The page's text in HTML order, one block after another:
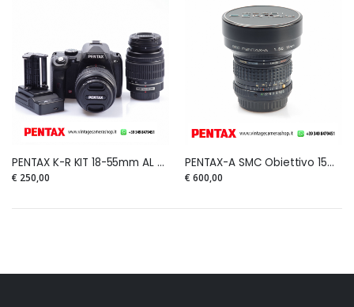
PENTAX K-R KIT 18-55mm AL + 50-200mm ED
€ 250,00
PENTAX-A SMC Obiettivo 15mm F.3,5 (raro) for Full Frame e APS-C
€ 600,00